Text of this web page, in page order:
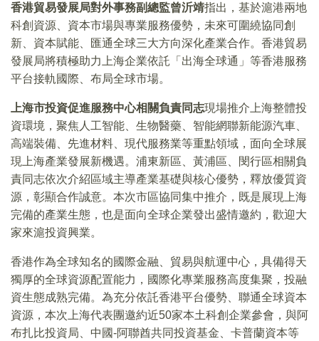
香港貿易發展局對外事務副總監曾沂靖指出，基於滬港兩地
科創資源、資本市場與專業服務優勢，未來可圍繞協同創
新、資本賦能、匯通全球三大方向深化產業合作。香港貿易
發展局將積極助力上海企業依託「出海全球通」等香港服務
平台接軌國際、布局全球市場。
上海市投資促進服務中心相關負責同志現場推介上海整體投
資環境，聚焦人工智能、生物醫藥、智能網聯新能源汽車、
高端裝備、先進材料、現代服務業等重點領域，面向全球展
現上海產業發展新機遇。浦東新區、黃浦區、閔行區相關負
責同志依次介紹區域主導產業基礎與核心優勢，釋放優質資
源，彰顯合作誠意。本次市區協同集中推介，既是展現上海
完備的產業生態，也是面向全球企業發出盛情邀約，歡迎大
家來滬投資興業。
香港作為全球知名的國際金融、貿易與航運中心，具備得天
獨厚的全球資源配置能力，國際化專業服務高度集聚，投融
資生態成熟完備。為充分依託香港平台優勢、聯通全球資本
資源，本次上海代表團邀約近50家本土科創企業參會，與阿
布扎比投資局、中國-阿聯酋共同投資基金、卡普蘭資本等